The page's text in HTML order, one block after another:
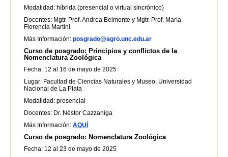
Modalidad: híbrida (presencial o virtual sincrónico)
Docentes: Mgtr. Prof. Andrea Belmonte y Mgtr. Prof. María
Florencia Martini
Más Información: posgrado@agro.unc.edu.ar
Curso de posgrado: Principios y conflictos de la
Nomenclatura Zoológica
Fecha: 12 al 16 de mayo de 2025
Lugar: Facultad de Ciencias Naturales y Museo, Universidad
Nacional de La Plata
Modalidad: presencial
Docentes: Dr. Néstor Cazzaniga
Más Información: AQUÍ
Curso de posgrado: Nomenclatura Zoológica
Fecha: 12 al 23 de mayo de 2025